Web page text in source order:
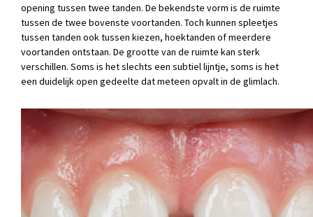
opening tussen twee tanden. De bekendste vorm is de ruimte
tussen de twee bovenste voortanden. Toch kunnen spleetjes
tussen tanden ook tussen kiezen, hoektanden of meerdere
voortanden ontstaan. De grootte van de ruimte kan sterk
verschillen. Soms is het slechts een subtiel lijntje, soms is het
een duidelijk open gedeelte dat meteen opvalt in de glimlach.